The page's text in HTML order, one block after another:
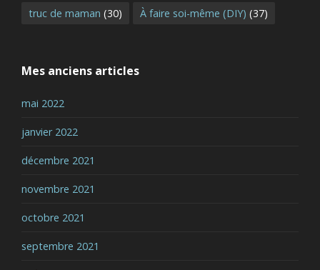
truc de maman (30) À faire soi-même (DIY) (37)
Mes anciens articles
mai 2022
janvier 2022
décembre 2021
novembre 2021
octobre 2021
septembre 2021